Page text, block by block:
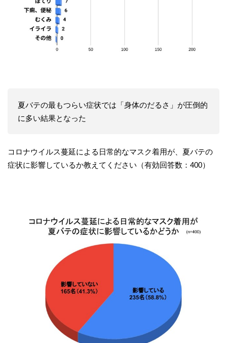
夏バテの最もつらい症状では「身体のだるさ」が圧倒的
に多い結果となった
コロナウイルス蔓延による日常的なマスク着用が、夏バテの
症状に影響しているか教えてください（有効回答数：400）